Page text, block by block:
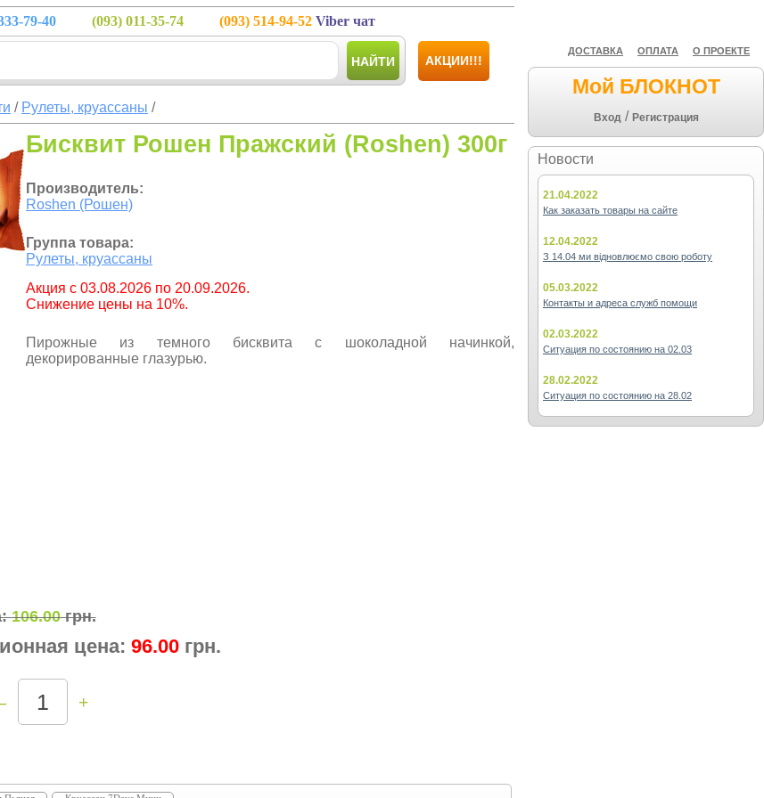
ДОСТАВКА ОПЛАТА О ПРОЕКТЕ
Мой БЛОКНОТ
Вход / Регистрация
Новости
21.04.2022
Как заказать товары на сайте
12.04.2022
З 14.04 ми відновлюємо свою роботу
05.03.2022
Контакты и адреса служб помощи
02.03.2022
Ситуация по состоянию на 02.03
28.02.2022
Ситуация по состоянию на 28.02
79-40 (093) 011-35-74 (093) 514-94-52 Viber чат
НАЙТИ АКЦИИ!!!
/ Рулеты, круассаны /
Бисквит Рошен Пражский (Roshen) 300г
Производитель:
Roshen (Рошен)
Группа товара:
Рулеты, круассаны
Aкция с 03.08.2026 по 20.09.2026.
Снижение цены на 10%.
Пирожные из темного бисквита с шоколадной начинкой,
декорированные глазурью.
106.00грн.
цена: 96.00 грн.
+